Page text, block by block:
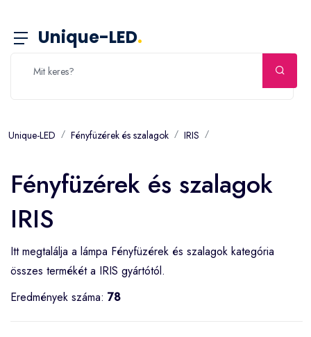
Unique-LED.
Unique-LED Fényfüzérek és szalagok IRIS
Fényfüzérek és szalagok
IRIS
Itt megtalálja a lámpa Fényfüzérek és szalagok kategória
összes termékét a IRIS gyártótól.
Eredmények száma: 78